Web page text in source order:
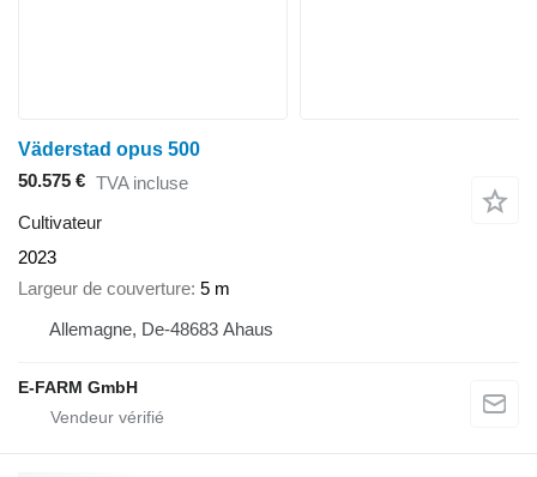
Väderstad opus 500
50.575 € TVA incluse
Cultivateur
2023
Largeur de couverture 5 m
Allemagne, De-48683 Ahaus
E-FARM GmbH